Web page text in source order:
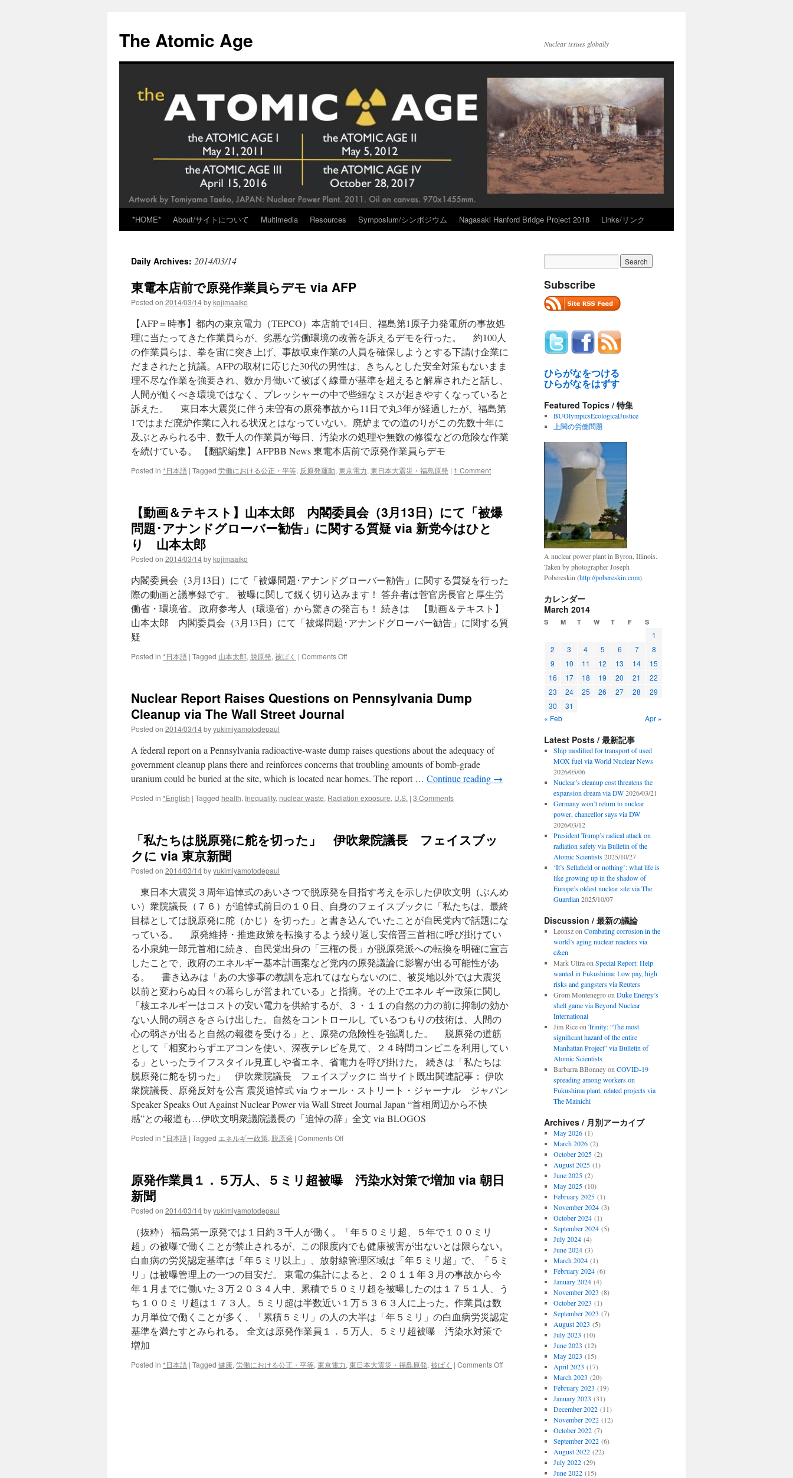
content
The Atomic Age Nuclear issues globally
*HOME* About/サイトについて Multimedia Resources Symposium/シンポジウム Nagasaki Hanford Bridge Project 2018 Links/リンク
Daily Archives: 2014/03/14
東電本店前で原発作業員らデモ via AFP
Posted on 2014/03/14bykojimaaiko
【AFP＝時事】都内の東京電力（TEPCO）本店前で14日、福島第1原子力発電所の事故処
理に当たってきた作業員らが、劣悪な労働環境の改善を訴えるデモを行った。 約100人
の作業員らは、拳を宙に突き上げ、事故収束作業の人員を確保しようとする下請け企業に
だまされたと抗議。AFPの取材に応じた30代の男性は、きちんとした安全対策もないまま
理不尽な作業を強要され、数か月働いて被ばく線量が基準を超えると解雇されたと話し、
人間が働くべき環境ではなく、プレッシャーの中で些細なミスが起きやすくなっていると
訴えた。 東日本大震災に伴う未曽有の原発事故から11日で丸3年が経過したが、福島第
1ではまだ廃炉作業に入れる状況とはなっていない。廃炉までの道のりがこの先数十年に
及ぶとみられる中、数千人の作業員が毎日、汚染水の処理や無数の修復などの危険な作業
を続けている。 【翻訳編集】AFPBB News 東電本店前で原発作業員らデモ
Posted in *日本語 | Tagged 労働における公正・平等, 反原発運動, 東京電力, 東日本大震災・福島原発 | 1 Comment
【動画＆テキスト】山本太郎 内閣委員会（3月13日）にて「被爆
問題･アナンドグローバー勧告」に関する質疑 via 新党今はひと
り 山本太郎
Posted on 2014/03/14bykojimaaiko
内閣委員会（3月13日）にて「被爆問題･アナンドグローバー勧告」に関する質疑を行った
際の動画と議事録です。 被曝に関して鋭く切り込みます！ 答弁者は菅官房長官と厚生労
働省・環境省。 政府参考人（環境省）から驚きの発言も！ 続きは 【動画＆テキスト】
山本太郎 内閣委員会（3月13日）にて「被爆問題･アナンドグローバー勧告」に関する質
疑
Posted in *日本語 | Tagged 山本太郎, 脱原発, 被ばく | Comments Offon
テ
本
太
内
閣
委
（3
月
て
「被
爆
問
題･
ア
ナ
ン
ド
グ
ロ
ー
バ
ー
勧
告」
に
関
す
る
質
via
太
Nuclear Report Raises Questions on Pennsylvania Dump
Cleanup via The Wall Street Journal
Posted on 2014/03/14byyukimiyamotodepaul
A federal report on a Pennsylvania radioactive-waste dump raises questions about the adequacy of
government cleanup plans there and reinforces concerns that troubling amounts of bomb-grade
uranium could be buried at the site, which is located near homes. The report … Continue reading →
Posted in *English | Tagged health, Inequality, nuclear waste, Radiation exposure, U.S. | 3 Comments
「私たちは脱原発に舵を切った」 伊吹衆院議長 フェイスブッ
クに via 東京新聞
Posted on 2014/03/14byyukimiyamotodepaul
東日本大震災３周年追悼式のあいさつで脱原発を目指す考えを示した伊吹文明（ぶんめ
い）衆院議長（７６）が追悼式前日の１０日、自身のフェイスブックに「私たちは、最終
目標としては脱原発に舵（かじ）を切った」と書き込んでいたことが自民党内で話題にな
っている。 原発維持・推進政策を転換するよう繰り返し安倍晋三首相に呼び掛けてい
る小泉純一郎元首相に続き、自民党出身の「三権の長」が脱原発派への転換を明確に宣言
したことで、政府のエネルギー基本計画案など党内の原発議論に影響が出る可能性があ
る。 書き込みは「あの大惨事の教訓を忘れてはならないのに、被災地以外では大震災
以前と変わらぬ日々の暮らしが営まれている」と指摘。その上でエネル ギー政策に関し
「核エネルギーはコストの安い電力を供給するが、３・１１の自然の力の前に抑制の効か
ない人間の弱さをさらけ出した。自然をコントロールし ているつもりの技術は、人間の
心の弱さが出ると自然の報復を受ける」と、原発の危険性を強調した。 脱原発の道筋
として「相変わらずエアコンを使い、深夜テレビを見て、２４時間コンビニを利用してい
る」といったライフスタイル見直しや省エネ、省電力を呼び掛けた。 続きは「私たちは
脱原発に舵を切った」 伊吹衆院議長 フェイスブックに 当サイト既出関連記事： 伊吹
衆院議長、原発反対を公言 震災追悼式 via ウォール・ストリート・ジャーナル ジャパン
Speaker Speaks Out Against Nuclear Power via Wall Street Journal Japan “首相周辺から不快
感”との報道も…伊吹文明衆議院議長の「追悼の辞」全文 via BLOGOS
Posted in *日本語 | Tagged エネルギー政策, 脱原発 | Comments Offon
舵
を
切
っ
た」
伊
衆
院
議
長
ェ
イ
原発作業員１．５万人、５ミリ超被曝 汚染水対策で増加 via 朝日
新聞
Posted on 2014/03/14byyukimiyamotodepaul
（抜粋） 福島第一原発では１日約３千人が働く。「年５０ミリ超、５年で１００ミリ
超」の被曝で働くことが禁止されるが、この限度内でも健康被害が出ないとは限らない。
白血病の労災認定基準は「年５ミリ以上」、放射線管理区域は「年５ミリ超」で、「５ミ
リ」は被曝管理上の一つの目安だ。 東電の集計によると、２０１１年３月の事故から今
年１月までに働いた３万２０３４人中、累積で５０ミリ超を被曝したのは１７５１人、う
ち１００ミ リ超は１７３人。５ミリ超は半数近い１万５３６３人に上った。作業員は数
カ月単位で働くことが多く、「累積５ミリ」の人の大半は「年５ミリ」の白血病労災認定
基準を満たすとみられる。 全文は原発作業員１．５万人、５ミリ超被曝 汚染水対策で
増加
Posted in *日本語 | Tagged 健康, 労働における公正・平等, 東京電力, 東日本大震災・福島原発, 被ばく | Comments Offon
Subscribe
ひらがなをつける
ひらがなをはずす
Featured Topics / 特集
BUOlympicsEcologicalJustice
上関の労働問題
A nuclear power plant in Byron, Illinois.
Taken by photographer Joseph
Pobereskin (http://pobereskin.com).
カレンダー
March 2014
S M T W T F S
1
2
3 4 5 6 7
8
9
10 11 12 13 14
15
16
17 18 19 20 21
22
23
24 25 26 27 28
29
30
31
« Feb
Apr »
Latest Posts / 最新記事
Ship modified for transport of used
MOX fuel via World Nuclear News
2026/05/06
Nuclear’s cleanup cost threatens the
expansion dream via DW 2026/03/21
Germany won’t return to nuclear
power, chancellor says via DW
2026/03/12
President Trump’s radical attack on
radiation safety via Bulletin of the
Atomic Scientists 2025/10/27
‘It’s Sellafield or nothing’: what life is
like growing up in the shadow of
Europe’s oldest nuclear site via The
Guardian 2025/10/07
Discussion / 最新の議論
Leonszon Combating corrosion in the
world’s aging nuclear reactors via
c&en
Mark Ultraon Special Report: Help
wanted in Fukushima: Low pay, high
risks and gangsters via Reuters
Grom Montenegroon Duke Energy’s
shell game via Beyond Nuclear
International
Jim Riceon Trinity: “The most
significant hazard of the entire
Manhattan Project” via Bulletin of
Atomic Scientists
Barbarra BBonneyon COVID-19
spreading among workers on
Fukushima plant, related projects via
The Mainichi
Archives / 月別アーカイブ
May 2026(1)
March 2026(2)
October 2025(2)
August 2025(1)
June 2025(2)
May 2025(10)
February 2025(1)
November 2024(3)
October 2024(1)
September 2024(5)
July 2024(4)
June 2024(3)
March 2024(1)
February 2024(6)
January 2024(4)
November 2023 (8)
October 2023 (1)
September 2023 (7)
August 2023 (5)
July 2023 (10)
June 2023 (12)
May 2023 (15)
April 2023 (17)
March 2023 (20)
February 2023 (19)
January 2023 (31)
December 2022(11)
November 2022(12)
October 2022(7)
September 2022(6)
August 2022(22)
July 2022(29)
June 2022(15)